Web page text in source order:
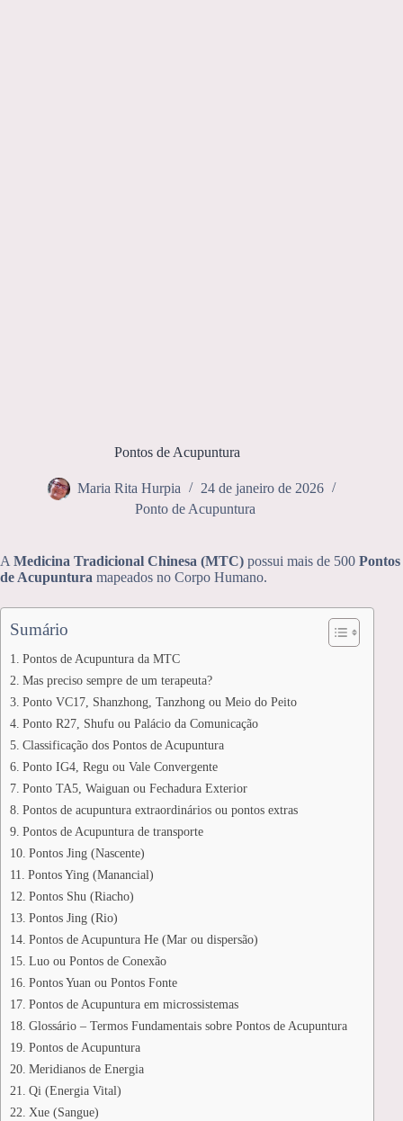
Pontos de Acupuntura
Maria Rita Hurpia
24 de janeiro de 2026
Ponto de Acupuntura
A Medicina Tradicional Chinesa (MTC) possui mais de 500 Pontos
de Acupuntura mapeados no Corpo Humano.
Sumário
Pontos de Acupuntura da MTC
Mas preciso sempre de um terapeuta?
Ponto VC17, Shanzhong, Tanzhong ou Meio do Peito
Ponto R27, Shufu ou Palácio da Comunicação
Classificação dos Pontos de Acupuntura
Ponto IG4, Regu ou Vale Convergente
Ponto TA5, Waiguan ou Fechadura Exterior
Pontos de acupuntura extraordinários ou pontos extras
Pontos de Acupuntura de transporte
Pontos Jing (Nascente)
Pontos Ying (Manancial)
Pontos Shu (Riacho)
Pontos Jing (Rio)
Pontos de Acupuntura He (Mar ou dispersão)
Luo ou Pontos de Conexão
Pontos Yuan ou Pontos Fonte
Pontos de Acupuntura em microssistemas
Glossário – Termos Fundamentais sobre Pontos de Acupuntura
Pontos de Acupuntura
Meridianos de Energia
Qi (Energia Vital)
Xue (Sangue)